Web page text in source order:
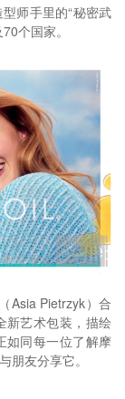
师手里的“秘密武
个国家。
Asia Pietrzyk）合
新艺术包装，描绘
如同每一位了解摩
朋友分享它。